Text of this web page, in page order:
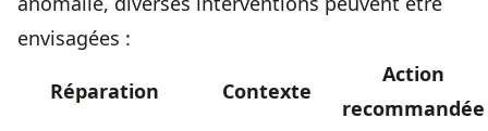
envisagées :
Réparation Contexte
Action
recommandée